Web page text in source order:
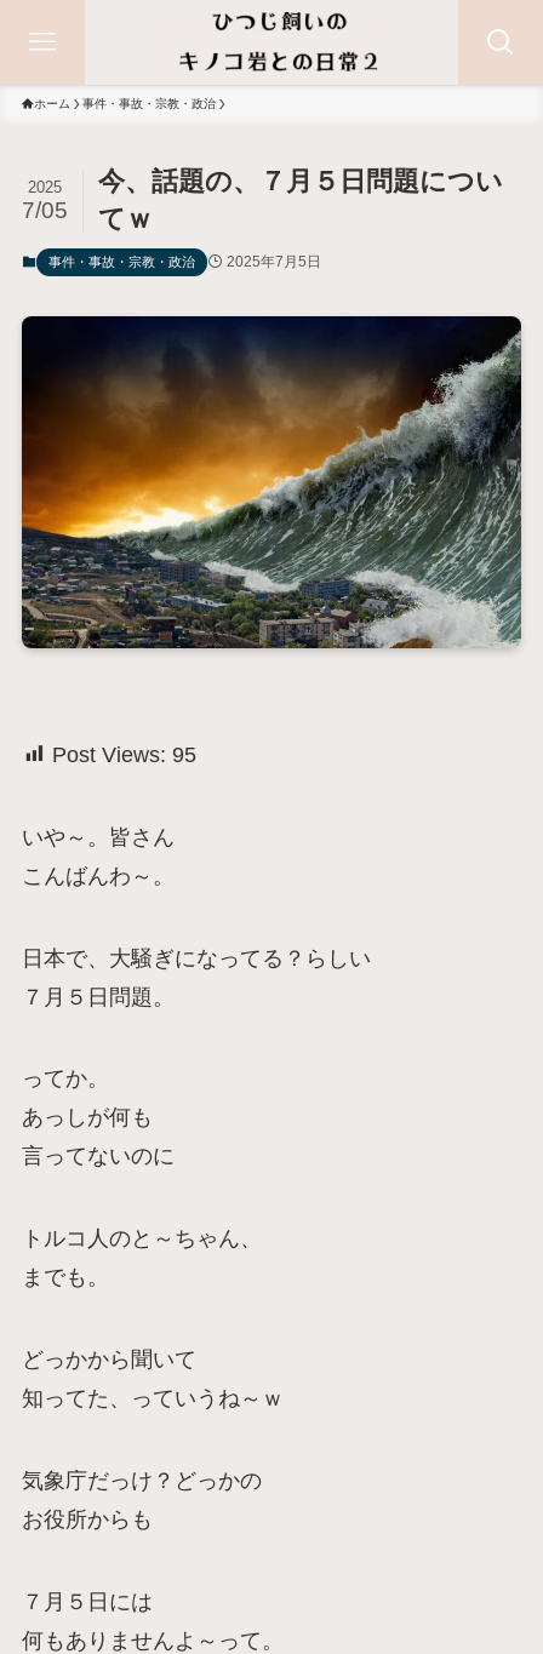
ホーム 事件・事故・宗教・政治
今、話題の、７月５日問題につい
てｗ
2025
7/05
事件・事故・宗教・政治 2025年7月5日
Post Views: 95
いや～。皆さん
こんばんわ～。
日本で、大騒ぎになってる？らしい
７月５日問題。
ってか。
あっしが何も
言ってないのに
トルコ人のと～ちゃん、
までも。
どっかから聞いて
知ってた、っていうね～ｗ
気象庁だっけ？どっかの
お役所からも
７月５日には
何もありませんよ～って。